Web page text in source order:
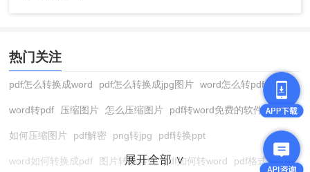
3、选择打印机 ：在打印机列表中，选
择“Microsoft Print to PDF”。
热门关注
pdf怎么转换成word pdf怎么转换成jpg图片 word怎么转pdf
word转pdf 压缩图片 怎么压缩图片 pdf转word免费的软件
如何压缩图片 pdf解密 png转jpg pdf转换ppt
word如何转换成pdf 图片转换格式 pdf如何转word pdf格式转换
展开全部 ∨